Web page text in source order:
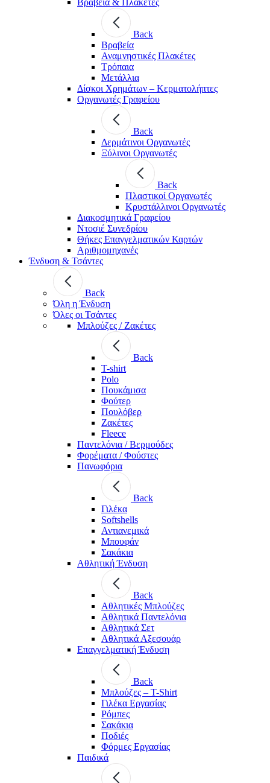
Back
Βραβεία
Αναμνηστικές Πλακέτες
Τρόπαια
Μετάλλια
Δίσκοι Χρημάτων – Κερματολήπτες
Οργανωτές Γραφείου
Back
Δερμάτινοι Οργανωτές
Ξύλινοι Οργανωτές
Back
Πλαστικοί Οργανωτές
Κρυστάλλινοι Οργανωτές
Διακοσμητικά Γραφείου
Ντοσιέ Συνεδρίου
Θήκες Επαγγελματικών Καρτών
Αριθμομηχανές
Ένδυση & Τσάντες
Back
Όλη η Ένδυση
Όλες οι Τσάντες
Μπλούζες / Ζακέτες
Back
T-shirt
Polo
Πουκάμισα
Φούτερ
Πουλόβερ
Ζακέτες
Fleece
Παντελόνια / Βερμούδες
Φορέματα / Φούστες
Πανωφόρια
Back
Γιλέκα
Softshells
Αντιανεμικά
Μπουφάν
Σακάκια
Αθλητική Ένδυση
Back
Aθλητικές Μπλούζες
Αθλητικά Παντελόνια
Αθλητικά Σετ
Αθλητικά Αξεσουάρ
Επαγγελματική Ένδυση
Back
Μπλούζες – T-Shirt
Γιλέκα Εργασίας
Ρόμπες
Σακάκια
Ποδιές
Φόρμες Εργασίας
Παιδικά